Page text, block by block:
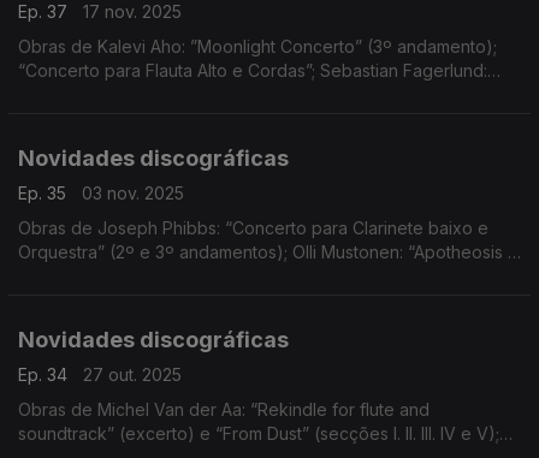
Ep. 37
17 nov. 2025
Obras de Kalevi Aho: ”Moonlight Concerto” (3º andamento);
“Concerto para Flauta Alto e Cordas”; Sebastian Fagerlund:
Novidades discográficas
Ep. 35
03 nov. 2025
Obras de Joseph Phibbs: “Concerto para Clarinete baixo e
Orquestra” (2º e 3º andamentos); Olli Mustonen: “Apotheosis -
Novidades discográficas
Ep. 34
27 out. 2025
Obras de Michel Van der Aa: “Rekindle for flute and
soundtrack” (excerto) e “From Dust” (secções I. II. III. IV e V);